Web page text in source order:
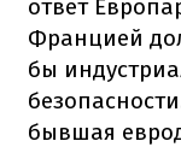
ответ
Францией
бы
бывшая